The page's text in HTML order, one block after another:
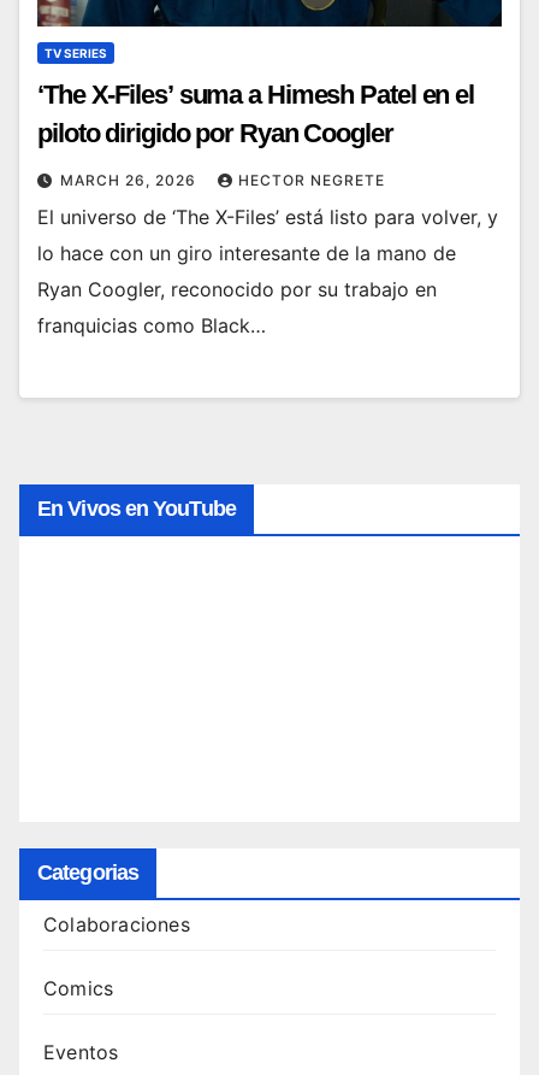
TV SERIES
‘The X-Files’ suma a Himesh Patel en el
piloto dirigido por Ryan Coogler
MARCH 26, 2026 HECTOR NEGRETE
El universo de ‘The X-Files’ está listo para volver, y
lo hace con un giro interesante de la mano de
Ryan Coogler, reconocido por su trabajo en
franquicias como Black…
En Vivos en YouTube
Categorias
Colaboraciones
Comics
Eventos